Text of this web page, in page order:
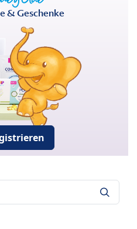
& Geschenke